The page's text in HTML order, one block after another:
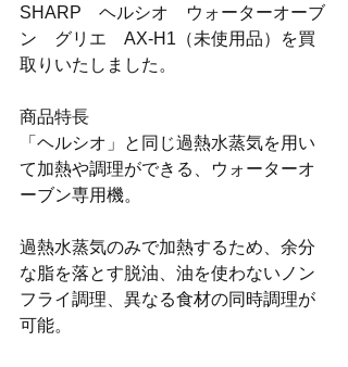
SHARP　ヘルシオ　ウォーターオーブ
ン　グリエ　AX-H1（未使用品）を買
取りいたしました。
商品特長
「ヘルシオ」と同じ過熱水蒸気を用い
て加熱や調理ができる、ウォーターオ
ーブン専用機。
過熱水蒸気のみで加熱するため、余分
な脂を落とす脱油、油を使わないノン
フライ調理、異なる食材の同時調理が
可能。